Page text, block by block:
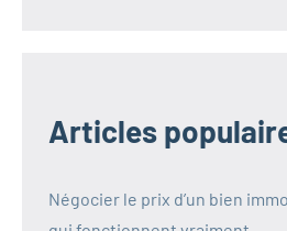
Articles
Négocier le prix d’un bien